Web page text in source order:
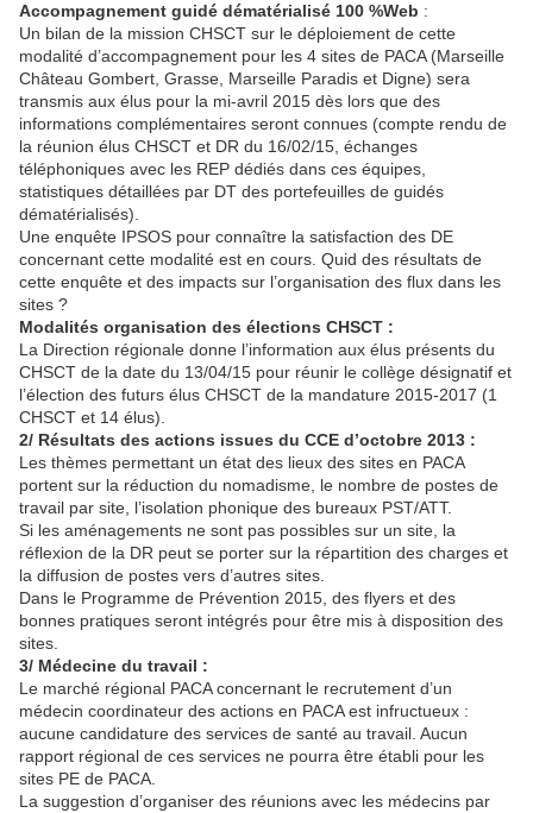
Accompagnement guidé dématérialisé 100 %Web :
Un bilan de la mission CHSCT sur le déploiement de cette
modalité d’accompagnement pour les 4 sites de PACA (Marseille
Château Gombert, Grasse, Marseille Paradis et Digne) sera
transmis aux élus pour la mi-avril 2015 dès lors que des
informations complémentaires seront connues (compte rendu de
la réunion élus CHSCT et DR du 16/02/15, échanges
téléphoniques avec les REP dédiés dans ces équipes,
statistiques détaillées par DT des portefeuilles de guidés
dématérialisés).
Une enquête IPSOS pour connaître la satisfaction des DE
concernant cette modalité est en cours. Quid des résultats de
cette enquête et des impacts sur l’organisation des flux dans les
sites ?
Modalités organisation des élections CHSCT :
La Direction régionale donne l’information aux élus présents du
CHSCT de la date du 13/04/15 pour réunir le collège désignatif et
l’élection des futurs élus CHSCT de la mandature 2015-2017 (1
CHSCT et 14 élus).
2/ Résultats des actions issues du CCE d’octobre 2013 :
Les thèmes permettant un état des lieux des sites en PACA
portent sur la réduction du nomadisme, le nombre de postes de
travail par site, l’isolation phonique des bureaux PST/ATT.
Si les aménagements ne sont pas possibles sur un site, la
réflexion de la DR peut se porter sur la répartition des charges et
la diffusion de postes vers d’autres sites.
Dans le Programme de Prévention 2015, des flyers et des
bonnes pratiques seront intégrés pour être mis à disposition des
sites.
3/ Médecine du travail :
Le marché régional PACA concernant le recrutement d’un
médecin coordinateur des actions en PACA est infructueux :
aucune candidature des services de santé au travail. Aucun
rapport régional de ces services ne pourra être établi pour les
sites PE de PACA.
La suggestion d’organiser des réunions avec les médecins par